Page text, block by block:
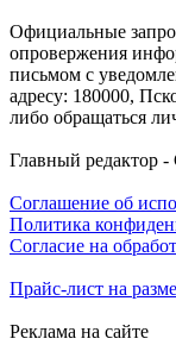
Официальные
опровержения
письмом с
адресу: 180000,
либо обращаться
Главный редактор
Соглашение об
Политика
Согласие на
Прайс-лист на
Реклама на сайте